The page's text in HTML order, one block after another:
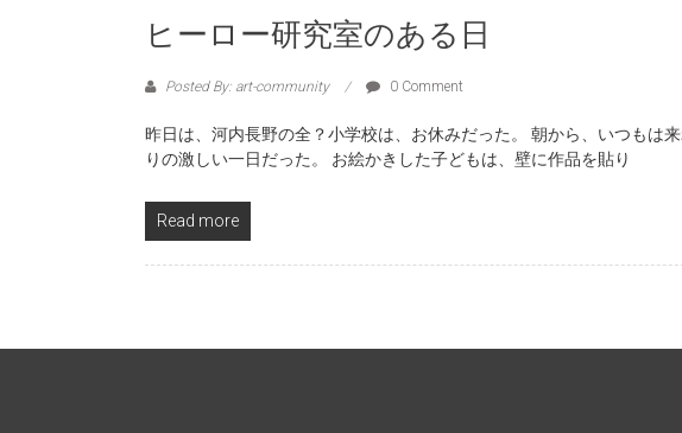
ヒーロー研究室のある日
Posted By: art-community 0 Comment
昨日は、河内長野の全？小学校は、お休みだった。 朝から、いつもは
りの激しい一日だった。 お絵かきした子どもは、壁に作品を貼り
Read more